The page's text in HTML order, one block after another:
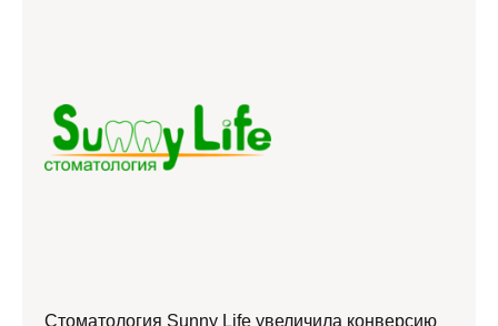
Стоматология Sunny Life увеличила конверсию